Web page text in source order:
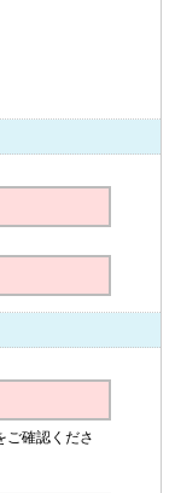
確認くださ